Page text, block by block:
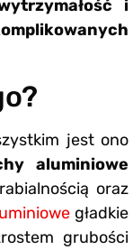
i
jest ono
aluminiowe
oraz
gładkie
grubości